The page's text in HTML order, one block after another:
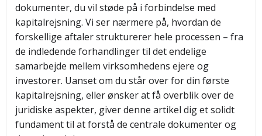
dokumenter, du vil støde på i forbindelse med
kapitalrejsning. Vi ser nærmere på, hvordan de
forskellige aftaler strukturerer hele processen – fra
de indledende forhandlinger til det endelige
samarbejde mellem virksomhedens ejere og
investorer. Uanset om du står over for din første
kapitalrejsning, eller ønsker at få overblik over de
juridiske aspekter, giver denne artikel dig et solidt
fundament til at forstå de centrale dokumenter og